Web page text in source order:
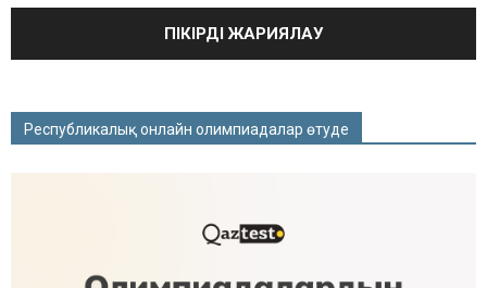
Республикалық онлайн олимпиадалар өтуде